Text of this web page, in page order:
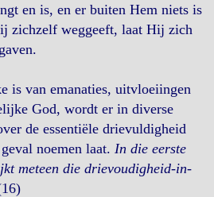
en is, en er buiten Hem niets is
zichzelf weggeeft, laat Hij zich
is van emanaties, uitvloeiingen
God, wordt er in diverse
de essentiële drievuldigheid
noemen laat. In die eerste
meteen die drievoudigheid-in-